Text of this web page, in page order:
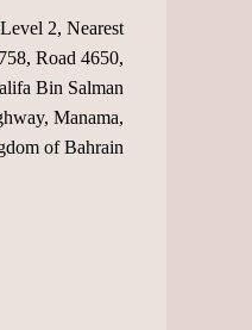
Level 2, Nearest
Road 4650,
Bin Salman
Manama,
of Bahrain